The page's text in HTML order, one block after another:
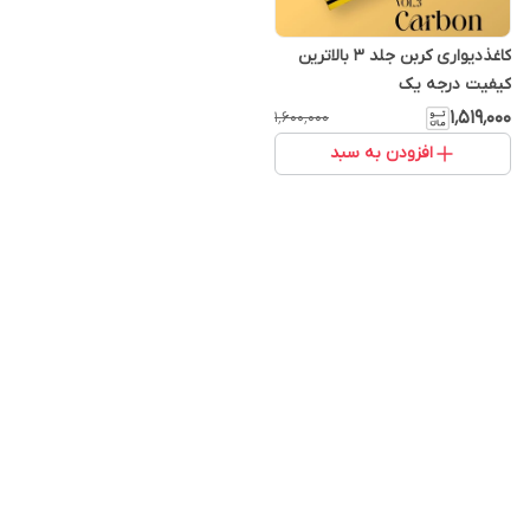
کاغذدیواری کربن جلد ۳ بالاترین
کیفیت درجه یک
۱٬۵۱۹٬۰۰۰ ۱٬۶۰۰٬۰۰۰
افزودن به سبد